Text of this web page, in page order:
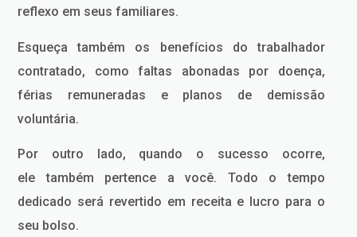
reflexo em seus familiares.
Esqueça também os benefícios do trabalhador
contratado, como faltas abonadas por doença,
férias remuneradas e planos de demissão
voluntária.
Por outro lado, quando o sucesso ocorre,
ele também pertence a você. Todo o tempo
dedicado será revertido em receita e lucro para o
seu bolso.